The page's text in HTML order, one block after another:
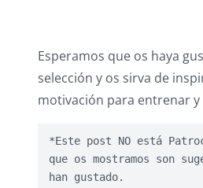
Esperamos que os haya
selección y os sirva de
motivación para entrenar
*Este post NO está
que os mostramos son
han gustado.